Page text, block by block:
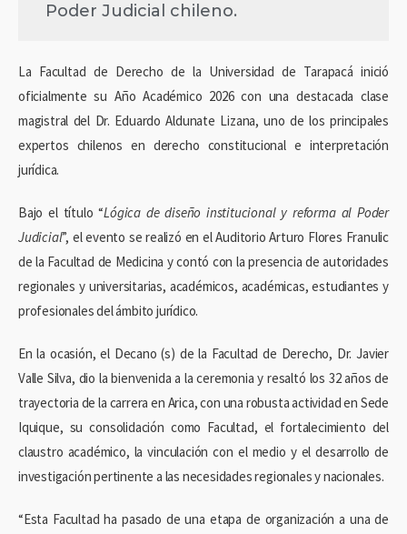
Poder Judicial chileno.
La Facultad de Derecho de la Universidad de Tarapacá inició
oficialmente su Año Académico 2026 con una destacada clase
magistral del Dr. Eduardo Aldunate Lizana, uno de los principales
expertos chilenos en derecho constitucional e interpretación
jurídica.
Bajo el título “Lógica de diseño institucional y reforma al Poder
Judicial”, el evento se realizó en el Auditorio Arturo Flores Franulic
de la Facultad de Medicina y contó con la presencia de autoridades
regionales y universitarias, académicos, académicas, estudiantes y
profesionales del ámbito jurídico.
En la ocasión, el Decano (s) de la Facultad de Derecho, Dr. Javier
Valle Silva, dio la bienvenida a la ceremonia y resaltó los 32 años de
trayectoria de la carrera en Arica, con una robusta actividad en Sede
Iquique, su consolidación como Facultad, el fortalecimiento del
claustro académico, la vinculación con el medio y el desarrollo de
investigación pertinente a las necesidades regionales y nacionales.
“Esta Facultad ha pasado de una etapa de organización a una de